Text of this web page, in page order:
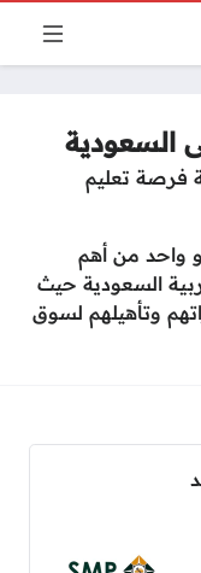
السعودية
فرصة تعليم
واحد من أهم
السعودية حيث
وتأهيلهم لسوق